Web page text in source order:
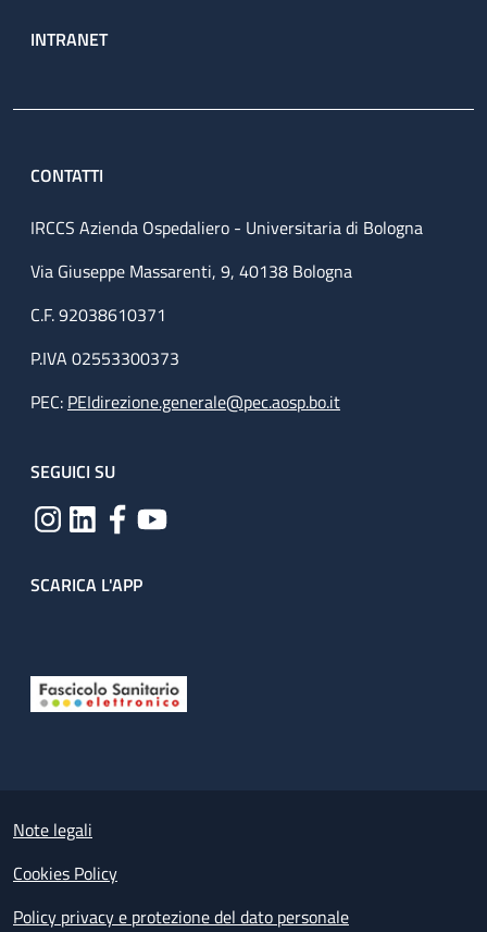
INTRANET
CONTATTI
IRCCS Azienda Ospedaliero - Universitaria di Bologna
Via Giuseppe Massarenti, 9, 40138 Bologna
C.F. 92038610371
P.IVA 02553300373
PEC: PEIdirezione.generale@pec.aosp.bo.it
SEGUICI SU
SCARICA L'APP
Small prints
Note legali
Cookies Policy
Policy privacy e protezione del dato personale